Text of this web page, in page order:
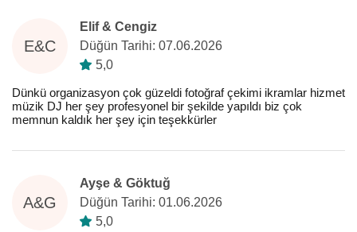
E&C
Elif & Cengiz
Düğün Tarihi: 07.06.2026
5,0
Dünkü organizasyon çok güzeldi fotoğraf çekimi ikramlar hizmet
müzik DJ her şey profesyonel bir şekilde yapıldı biz çok
memnun kaldık her şey için teşekkürler
A&G
Ayşe & Göktuğ
Düğün Tarihi: 01.06.2026
5,0